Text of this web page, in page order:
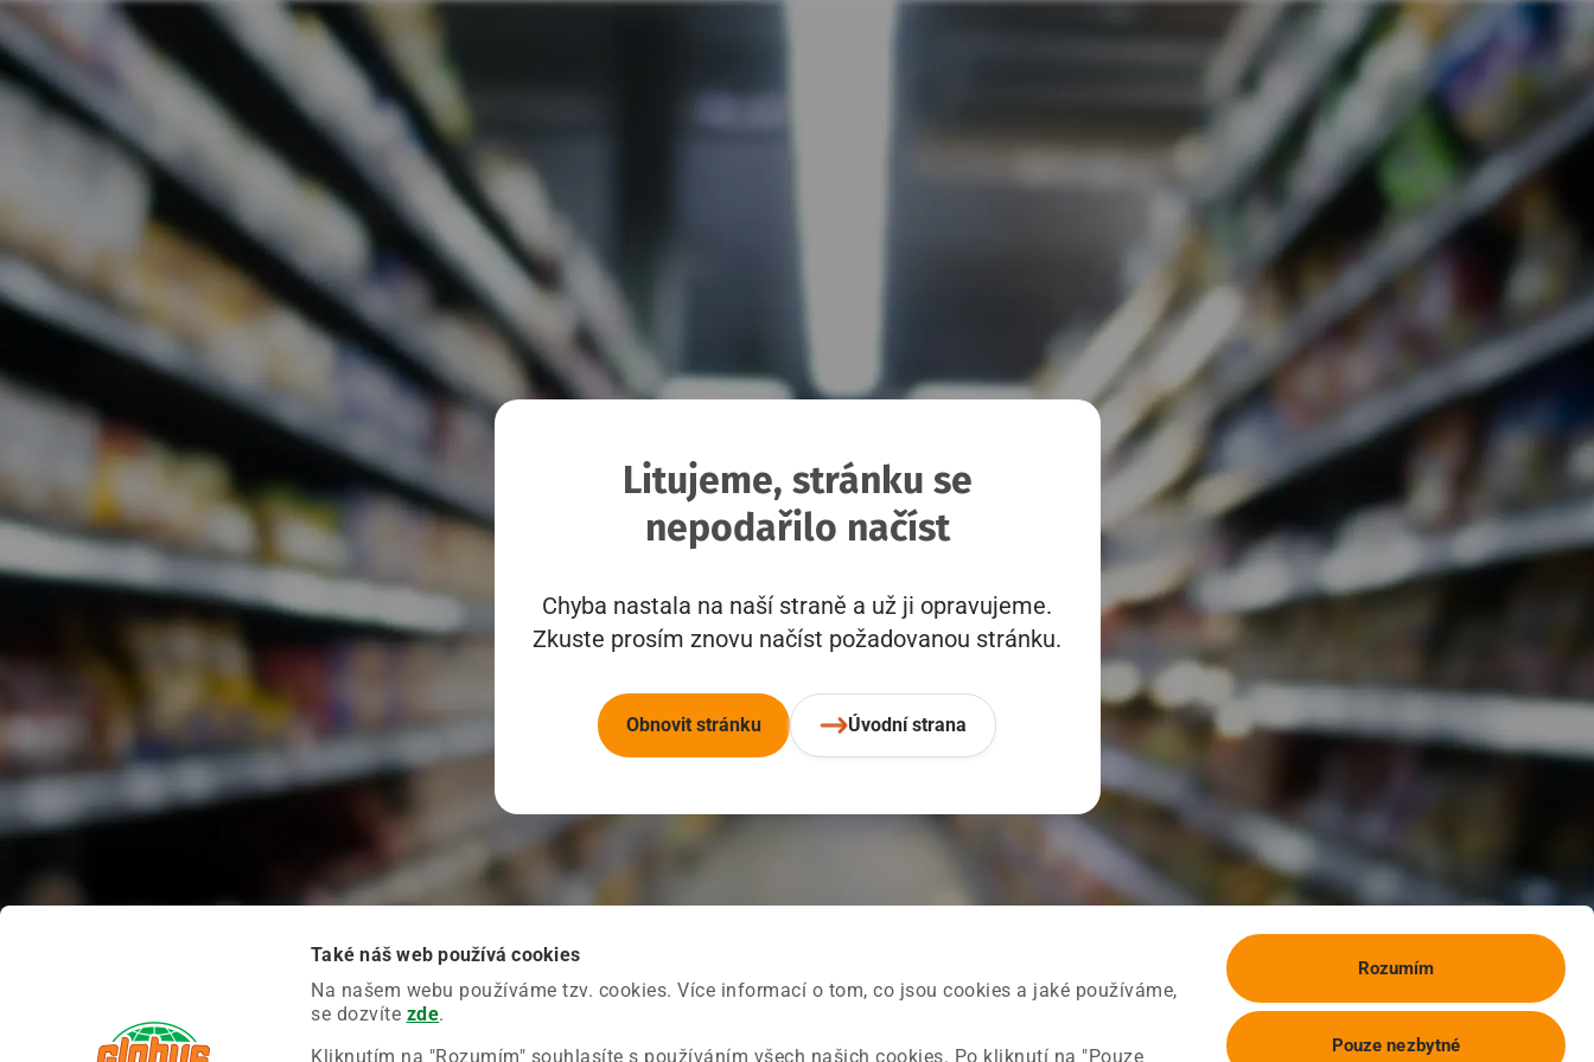
Také náš web používá cookies
Na našem webu používáme tzv. cookies. Více informací o tom, co jsou cookies a jaké používáme,
se dozvíte zde.
Kliknutím na "Rozumím" souhlasíte s používáním všech našich cookies. Po kliknutí na "Pouze
Rozumím
Pouze nezbytné
Litujeme, stránku se
nepodařilo načíst
Chyba nastala na naší straně a už ji opravujeme.
Zkuste prosím znovu načíst požadovanou stránku.
Obnovit stránku Úvodní strana